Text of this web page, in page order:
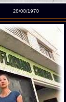
28/08/1970